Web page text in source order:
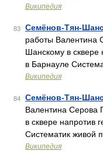
Википедия
83 Семёнов-Тян-
работы Валентина
Шанскому в сквере
в Барнауле
Википедия
84 Семёнов-Тян-
Валентина Серова
в сквере напротив
Систематик живой
Википедия